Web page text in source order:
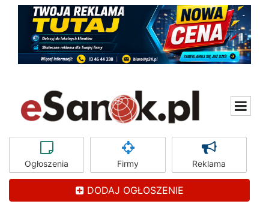
Ogłoszenia Firmy Reklama
DODAJ OGŁOSZENIE